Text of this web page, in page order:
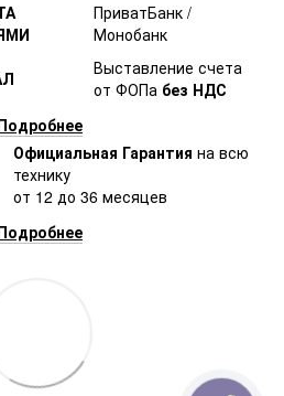
ПриватБанк /
Монобанк
Выставление счета
от ФОПа без НДС
Официальная Гарантия на всю
технику
от 12 до 36 месяцев